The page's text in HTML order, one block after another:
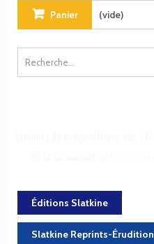
Panier (vide)
Éditions Slatkine
Slatkine Reprints-Érudition